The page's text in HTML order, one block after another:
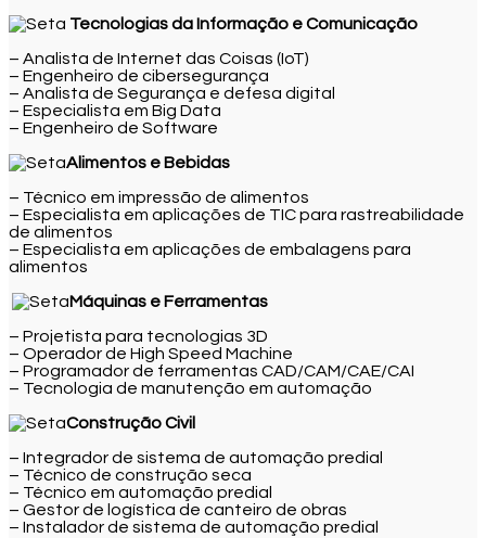
Tecnologias da Informação e Comunicação
– Analista de Internet das Coisas (IoT)
– Engenheiro de cibersegurança
– Analista de Segurança e defesa digital
– Especialista em Big Data
– Engenheiro de Software
Alimentos e Bebidas
– Técnico em impressão de alimentos
– Especialista em aplicações de TIC para rastreabilidade
de alimentos
– Especialista em aplicações de embalagens para
alimentos
Máquinas e Ferramentas
– Projetista para tecnologias 3D
– Operador de High Speed Machine
– Programador de ferramentas CAD/CAM/CAE/CAI
– Tecnologia de manutenção em automação
Construção Civil
– Integrador de sistema de automação predial
– Técnico de construção seca
– Técnico em automação predial
– Gestor de logística de canteiro de obras
– Instalador de sistema de automação predial